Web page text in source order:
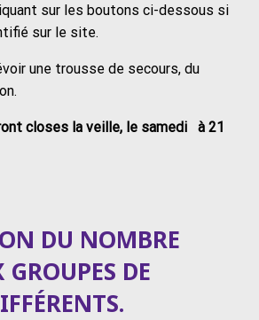
sur les boutons ci-dessous si
sur le site.
une trousse de secours, du
closes la veille, le samedi à 21
DU NOMBRE
DE